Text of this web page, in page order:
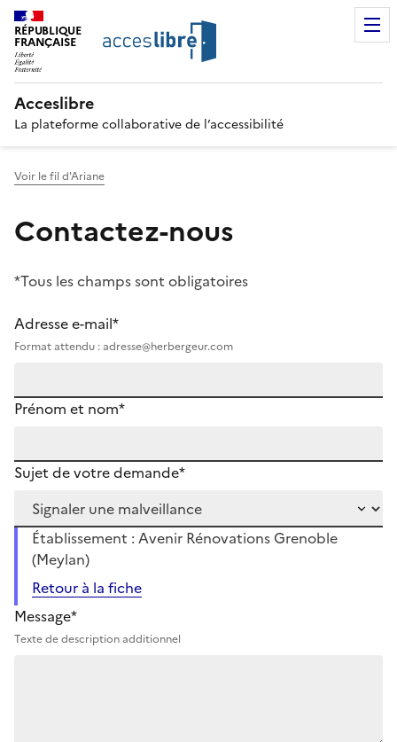
RÉPUBLIQUE
FRANÇAISE
Acceslibre
La plateforme collaborative de l’accessibilité
Voir le fil d'Ariane
Contactez-nous
*Tous les champs sont obligatoires
Adresse e-mail*
Format attendu : adresse@herbergeur.com
Prénom et nom*
Sujet de votre demande*
Établissement : Avenir Rénovations Grenoble
(Meylan)
Retour à la fiche
Message*
Texte de description additionnel